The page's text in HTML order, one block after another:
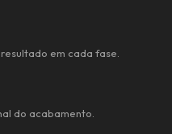
em cada fase.
do acabamento.